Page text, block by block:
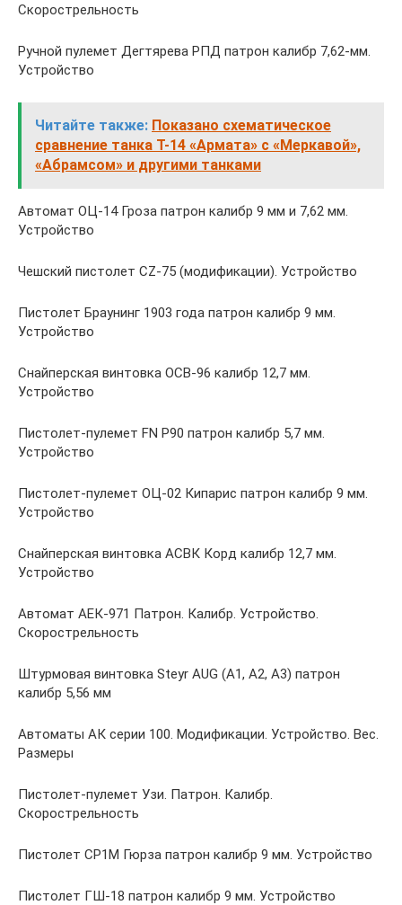
Скорострельность
Ручной пулемет Дегтярева РПД патрон калибр 7,62-мм.
Устройство
Читайте также: Показано схематическое
сравнение танка Т-14 «Армата» с «Меркавой»,
«Абрамсом» и другими танками
Автомат ОЦ-14 Гроза патрон калибр 9 мм и 7,62 мм.
Устройство
Чешский пистолет CZ-75 (модификации). Устройство
Пистолет Браунинг 1903 года патрон калибр 9 мм.
Устройство
Снайперская винтовка ОСВ-96 калибр 12,7 мм.
Устройство
Пистолет-пулемет FN P90 патрон калибр 5,7 мм.
Устройство
Пистолет-пулемет ОЦ-02 Кипарис патрон калибр 9 мм.
Устройство
Снайперская винтовка АСВК Корд калибр 12,7 мм.
Устройство
Автомат АЕК-971 Патрон. Калибр. Устройство.
Скорострельность
Штурмовая винтовка Steyr AUG (A1, A2, A3) патрон
калибр 5,56 мм
Автоматы АК серии 100. Модификации. Устройство. Вес.
Размеры
Пистолет-пулемет Узи. Патрон. Калибр.
Скорострельность
Пистолет СР1М Гюрза патрон калибр 9 мм. Устройство
Пистолет ГШ-18 патрон калибр 9 мм. Устройство